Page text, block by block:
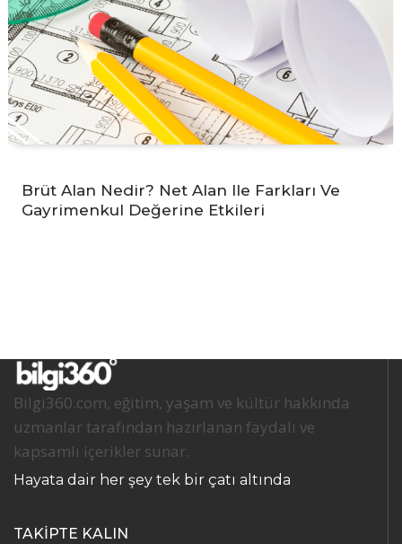
Brüt Alan Nedir? Net Alan Ile Farkları Ve
Gayrimenkul Değerine Etkileri
Bilgi360.com, eğitim, yaşam ve kültür hakkında
uzmanlar tarafından hazırlanan faydalı ve
kapsamlı içerikler sunar.
Hayata dair her şey tek bir çatı altında
TAKİPTE KALIN